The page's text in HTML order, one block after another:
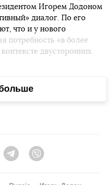
Игорем Додоном
диалог. По его
что и у нового
потребность «в более
двусторонних
конструктивизм будет
резких шагов», — сказал
.
Telegram